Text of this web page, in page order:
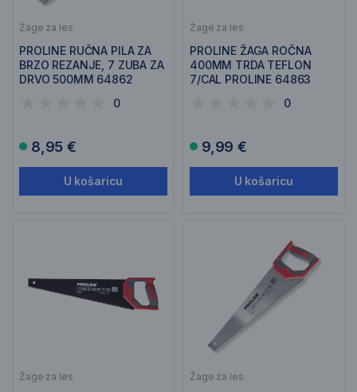
Žage za les
PROLINE RUČNA PILA ZA
BRZO REZANJE, 7 ZUBA ZA
DRVO 500MM 64862
0
8,95 €
U košaricu
Žage za les
PROLINE ŽAGA ROČNA
400MM TRDA TEFLON
7/CAL PROLINE 64863
0
9,99 €
U košaricu
Žage za les Žage za les